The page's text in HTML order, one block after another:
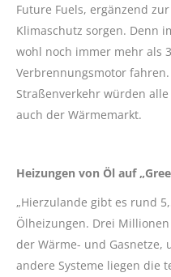
Future Fuels, ergänzend
Klimaschutz sorgen. Denn
wohl noch immer mehr als
Verbrennungsmotor
Straßenverkehr würden
auch der Wärmemarkt.
Heizungen von Öl auf
„Hierzulande gibt es rund
Ölheizungen. Drei
der Wärme- und
andere Systeme liegen die